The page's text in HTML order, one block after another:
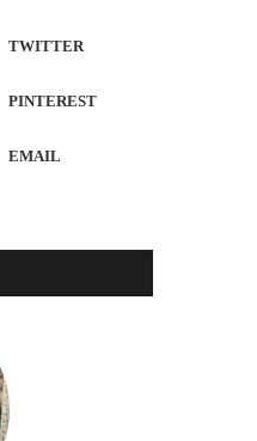
TWITTER
PINTEREST
EMAIL